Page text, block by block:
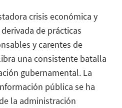
crisis económica y
de prácticas
y carentes de
una consistente batalla
gubernamental. La
pública se ha
la administración